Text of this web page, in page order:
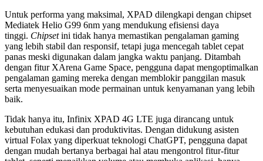
Untuk performa yang maksimal, XPAD dilengkapi dengan chipset
Mediatek Helio G99 6nm yang mendukung efisiensi daya
tinggi. Chipsetini tidak hanya memastikan pengalaman gaming
yang lebih stabil dan responsif, tetapi juga mencegah tablet cepat
panas meski digunakan dalam jangka waktu panjang. Ditambah
dengan fitur XArena Game Space, pengguna dapat mengoptimalkan
pengalaman gaming mereka dengan memblokir panggilan masuk
serta menyesuaikan mode permainan untuk kenyamanan yang lebih
baik.
Tidak hanya itu, Infinix XPAD 4G LTE juga dirancang untuk
kebutuhan edukasi dan produktivitas. Dengan didukung asisten
virtual Folax yang diperkuat teknologi ChatGPT, pengguna dapat
dengan mudah bertanya berbagai hal atau mengontrol fitur-fitur